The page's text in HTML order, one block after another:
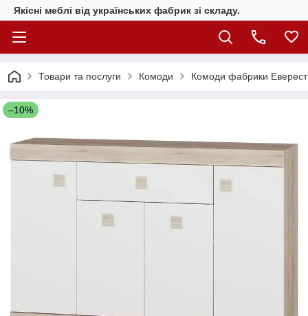
Якісні меблі від українських фабрик зі складу.
Товари та послуги Комоди Комоди фабрики Еверест
–10%